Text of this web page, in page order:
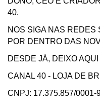
40.
NOS SIGA NAS REDES
POR DENTRO DAS
DESDE JÁ, DEIXO
CANAL 40 - LOJA DE
CNPJ: 17.375.857/0001-